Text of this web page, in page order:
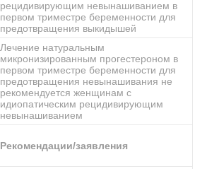
рецидивирующим невынашиванием в
первом триместре беременности для
предотвращения выкидышей
Лечение натуральным
микронизированным прогестероном в
первом триместре беременности для
предотвращения невынашивания не
рекомендуется женщинам с
идиопатическим рецидивирующим
невынашиванием
Рекомендации/заявления